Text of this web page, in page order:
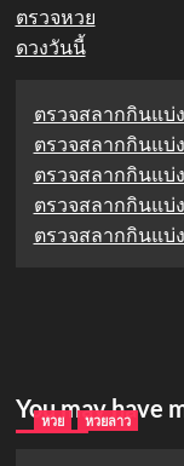
ตรวจหวย
ดวงวันนี้
ตรวจสลากกินแบ่
ตรวจสลากกินแบ่
ตรวจสลากกินแบ่
ตรวจสลากกินแบ่
ตรวจสลากกินแบ่
You may have
หวย หวยลาว